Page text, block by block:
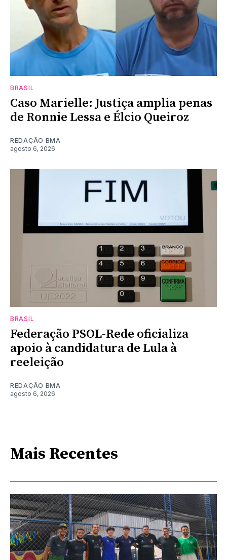
BRASIL
Caso Marielle: Justiça amplia penas
de Ronnie Lessa e Élcio Queiroz
REDAÇÃO BMA
agosto 6, 2026
BRASIL
Federação PSOL-Rede oficializa
apoio à candidatura de Lula à
reeleição
REDAÇÃO BMA
agosto 6, 2026
Mais Recentes